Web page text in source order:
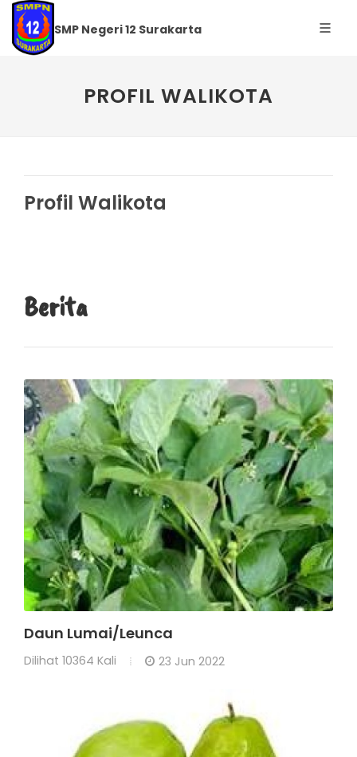
SMP Negeri 12 Surakarta
PROFIL WALIKOTA
Profil Walikota
Berita
Daun Lumai/Leunca
Dilihat 10364 Kali 23 Jun 2022